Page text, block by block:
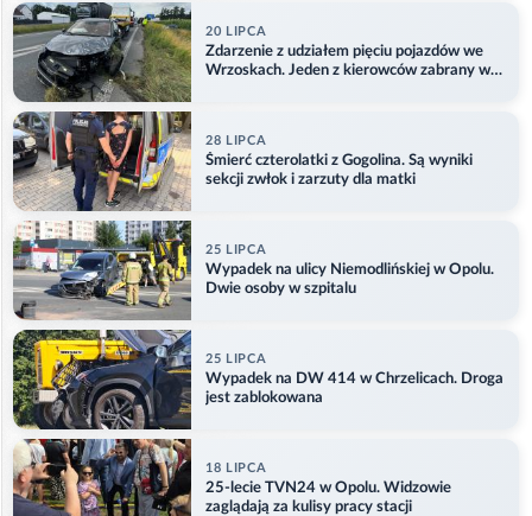
20 LIPCA
Zdarzenie z udziałem pięciu pojazdów we
Wrzoskach. Jeden z kierowców zabrany w
28 LIPCA
Śmierć czterolatki z Gogolina. Są wyniki
sekcji zwłok i zarzuty dla matki
25 LIPCA
Wypadek na ulicy Niemodlińskiej w Opolu.
Dwie osoby w szpitalu
25 LIPCA
Wypadek na DW 414 w Chrzelicach. Droga
jest zablokowana
18 LIPCA
25-lecie TVN24 w Opolu. Widzowie
zaglądają za kulisy pracy stacji